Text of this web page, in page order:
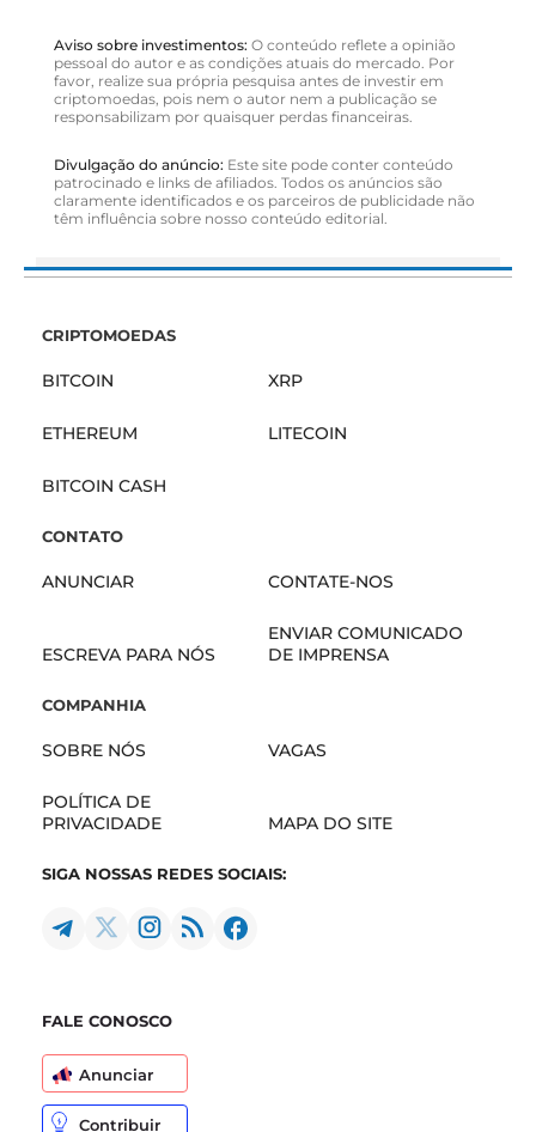
Aviso sobre investimentos: O conteúdo reflete a opinião
pessoal do autor e as condições atuais do mercado. Por
favor, realize sua própria pesquisa antes de investir em
criptomoedas, pois nem o autor nem a publicação se
responsabilizam por quaisquer perdas financeiras.
Divulgação do anúncio: Este site pode conter conteúdo
patrocinado e links de afiliados. Todos os anúncios são
claramente identificados e os parceiros de publicidade não
têm influência sobre nosso conteúdo editorial.
CRIPTOMOEDAS
BITCOIN XRP
ETHEREUM LITECOIN
BITCOIN CASH
CONTATO
ANUNCIAR CONTATE-NOS
ESCREVA PARA NÓS
ENVIAR COMUNICADO
DE IMPRENSA
COMPANHIA
SOBRE NÓS VAGAS
POLÍTICA DE
PRIVACIDADE
MAPA DO SITE
SIGA NOSSAS REDES SOCIAIS:
FALE CONOSCO
Anunciar
Contribuir